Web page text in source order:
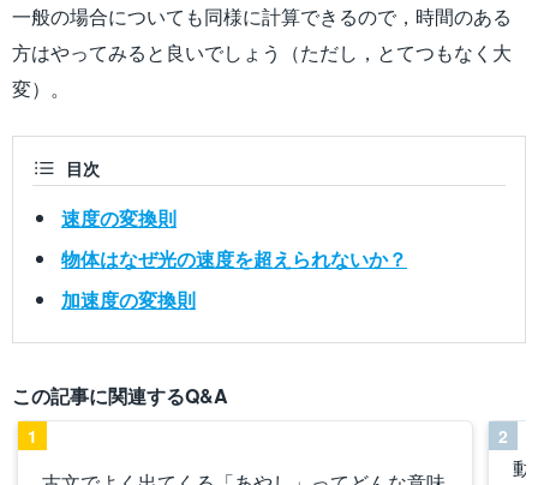
一般の場合についても同様に計算できるので，時間のある
方はやってみると良いでしょう（ただし，とてつもなく大
変）。
目次
速度の変換則
物体はなぜ光の速度を超えられないか？
加速度の変換則
この記事に関連するQ&A
1
動
2